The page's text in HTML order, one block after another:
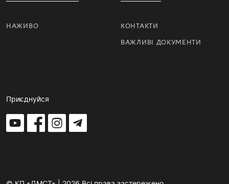
НАЖИВО КОНТАКТИ
ВАЖЛИВІ ДОКУМЕНТИ
Приєднуйся